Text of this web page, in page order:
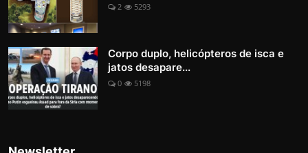
2 5293
Corpo duplo, helicópteros de isca e
jatos desapare...
0 5198